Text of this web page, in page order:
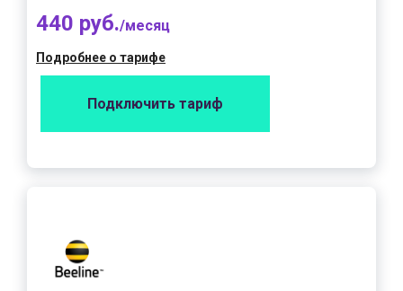
440 руб./месяц
Подробнее о тарифе
Подключить тариф